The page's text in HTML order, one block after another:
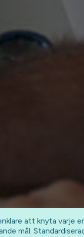
att knyta varje
mål.